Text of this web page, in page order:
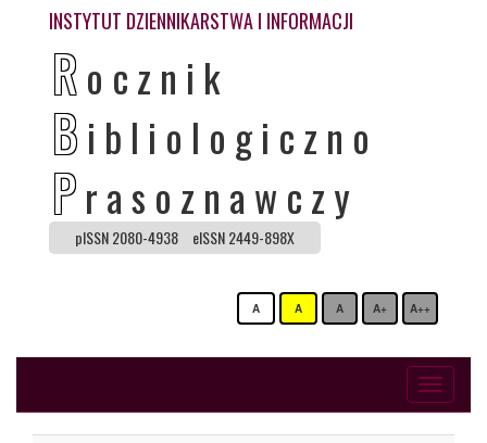
INSTYTUT DZIENNIKARSTWA I INFORMACJI
Rocznik
B ibliologiczno
Prasoznawczy
pISSN 2080-4938 eISSN 2449-898X
A A A A+ A++
Toggle